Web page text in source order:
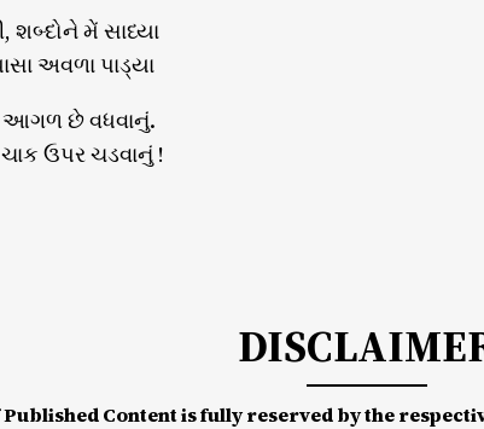
શબ્દોને મેં સાધ્યા
અવળા પાડ્યા
આગળ છે વધવાનું.
ઉપર ચડવાનું !
Content is fully reserved by the